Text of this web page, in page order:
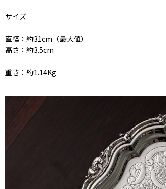
サイズ
直径：約31cm（最大値）
高さ：約3.5cm
重さ：約1.14Kg